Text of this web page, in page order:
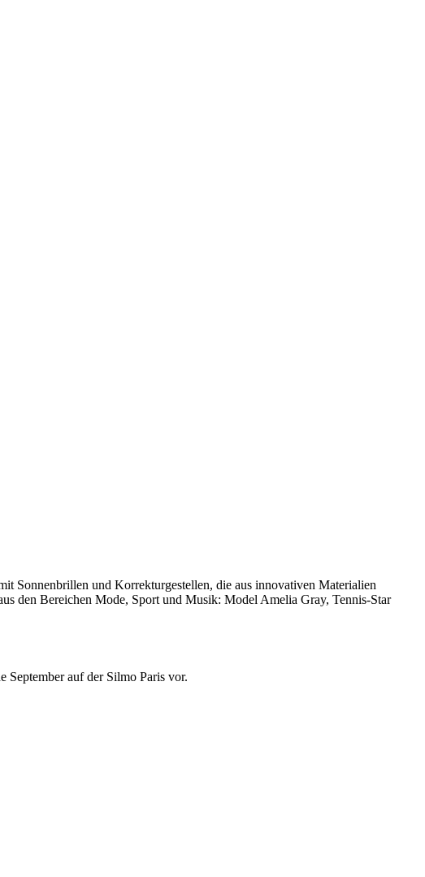
Sonnenbrillen und Korrekturgestellen, die aus innovativen Materialien
den Bereichen Mode, Sport und Musik: Model Amelia Gray, Tennis-Star
September auf der Silmo Paris vor.